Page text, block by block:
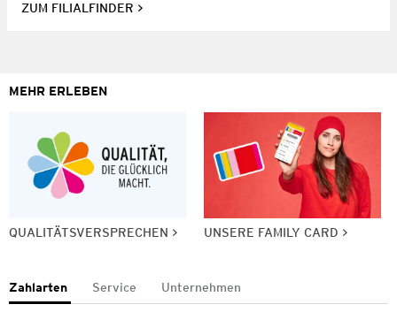
ZUM FILIALFINDER
MEHR ERLEBEN
QUALITÄTSVERSPRECHEN UNSERE FAMILY CARD
Zahlarten Service Unternehmen